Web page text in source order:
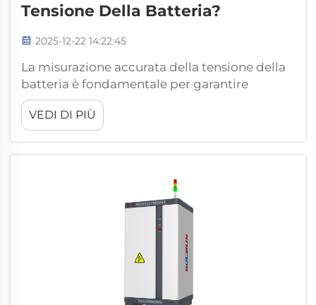
Tensione Della Batteria?
2025-12-22 14:22:45
La misurazione accurata della tensione della
batteria è fondamentale per garantire
l'affidabilità e le prestazioni dei dispositivi
alimentati a batteria. Che si tratti di
elettronica di consumo, sistemi
precisione la tensione della batteria...
VEDI DI PIÙ